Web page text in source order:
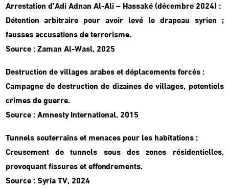
Arrestation d’Adi Adnan Al-Ali – Hassaké (décembre 2024) :
Détention arbitraire pour avoir levé le drapeau syrien ;
fausses accusations de terrorisme.
Source : Zaman Al-Wasl, 2025
Destruction de villages arabes et déplacements forcés :
Campagne de destruction de dizaines de villages, potentiels
crimes de guerre.
Source : Amnesty International, 2015
Tunnels souterrains et menaces pour les habitations :
Creusement de tunnels sous des zones résidentielles,
provoquant fissures et effondrements.
Source : Syria TV, 2024